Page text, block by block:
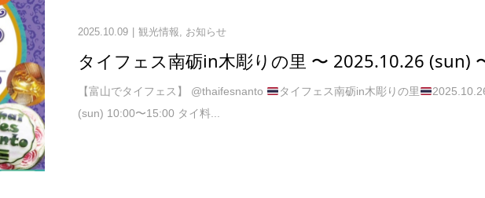
2025.10.09 観光情報, お知らせ
タイフェス南砺in木彫りの里 〜 2025.10.26 (sun)
【富山でタイフェス】 @thaifesnanto タイフェス南砺in木彫りの里
(sun) 10:00〜15:00 タイ料...